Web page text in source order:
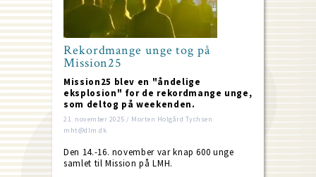
Rekordmange unge tog på
Mission25
Mission25 blev en "åndelige
eksplosion" for de rekordmange unge,
som deltog på weekenden.
21. november 2025 / Morten Holgård Tychsen
mht@dlm.dk
Den 14.-16. november var knap 600 unge
samlet til Mission på LMH.